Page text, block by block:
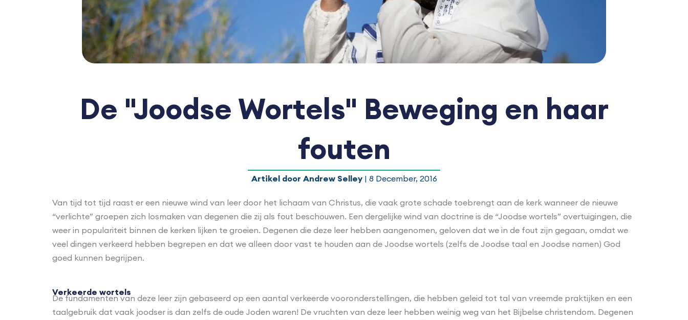
De "Joodse Wortels" Beweging en haar
fouten
Artikel door Andrew Selley| 8 December, 2016
Van tijd tot tijd raast er een nieuwe wind van leer door het lichaam van Christus, die vaak grote schade toebrengt aan de kerk wanneer de nieuwe
“verlichte” groepen zich losmaken van degenen die zij als fout beschouwen. Een dergelijke wind van doctrine is de “Joodse wortels” overtuigingen, die
weer in populariteit binnen de kerken lijken te groeien. Degenen die deze leer hebben aangenomen, geloven dat we in de fout zijn gegaan, omdat we
veel dingen verkeerd hebben begrepen en dat we alleen door vast te houden aan de Joodse wortels (zelfs de Joodse taal en Joodse namen) God
goed kunnen begrijpen.
Verkeerde wortels
De fundamenten van deze leer zijn gebaseerd op een aantal verkeerde vooronderstellingen, die hebben geleid tot tal van vreemde praktijken en een
taalgebruik dat vaak joodser is dan zelfs de oude Joden waren! De vruchten van deze leer hebben weinig weg van het Bijbelse christendom. Degenen